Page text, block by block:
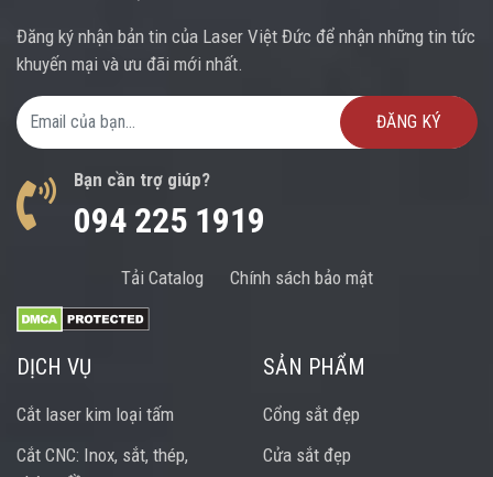
Đăng ký nhận bản tin của Laser Việt Đức để nhận những tin tức
khuyến mại và ưu đãi mới nhất.
Email Address
Bạn cần trợ giúp?
094 225 1919
Tải Catalog Chính sách bảo mật
DỊCH VỤ
Cắt laser kim loại tấm
Cắt CNC: Inox, sắt, thép,
SẢN PHẨM
Cổng sắt đẹp
Cửa sắt đẹp